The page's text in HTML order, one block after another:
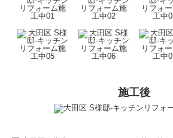
施工後